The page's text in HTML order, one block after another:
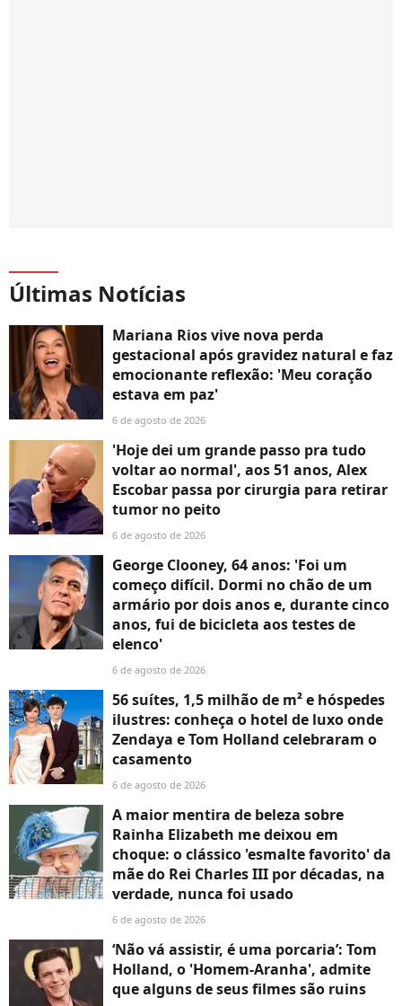
Últimas Notícias
Mariana Rios vive nova perda
gestacional após gravidez natural e faz
emocionante reflexão: 'Meu coração
estava em paz'
6 de agosto de 2026
'Hoje dei um grande passo pra tudo
voltar ao normal', aos 51 anos, Alex
Escobar passa por cirurgia para retirar
tumor no peito
6 de agosto de 2026
George Clooney, 64 anos: 'Foi um
começo difícil. Dormi no chão de um
armário por dois anos e, durante cinco
anos, fui de bicicleta aos testes de
elenco'
6 de agosto de 2026
56 suítes, 1,5 milhão de m² e hóspedes
ilustres: conheça o hotel de luxo onde
Zendaya e Tom Holland celebraram o
casamento
6 de agosto de 2026
A maior mentira de beleza sobre
Rainha Elizabeth me deixou em
choque: o clássico 'esmalte favorito' da
mãe do Rei Charles III por décadas, na
verdade, nunca foi usado
6 de agosto de 2026
‘Não vá assistir, é uma porcaria’: Tom
Holland, o 'Homem-Aranha', admite
que alguns de seus filmes são ruins